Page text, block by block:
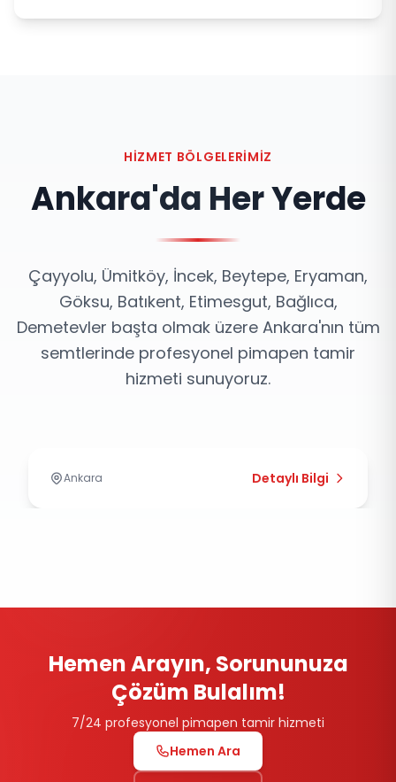
HIZMET BÖLGELERIMIZ
Ankara'da Her Yerde
Çayyolu, Ümitköy, İncek, Beytepe, Eryaman,
Göksu, Batıkent, Etimesgut, Bağlıca,
Demetevler başta olmak üzere Ankara'nın tüm
semtlerinde profesyonel pimapen tamir
hizmeti sunuyoruz.
Çayyolu Pimapen Tamiri
Ankara Detaylı Bilgi
Hemen Arayın, Sorununuza
Çözüm Bulalım!
7/24 profesyonel pimapen tamir hizmeti
Hemen Ara